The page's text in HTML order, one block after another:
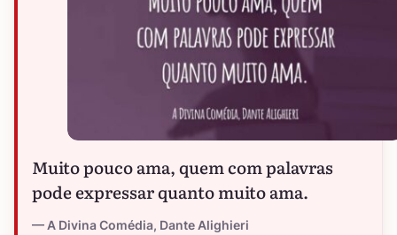
Muito pouco ama, quem com palavras
pode expressar quanto muito ama.
A Divina Comédia, Dante Alighieri